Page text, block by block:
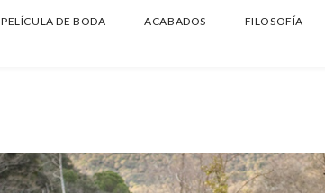
PELÍCULA DE BODA ACABADOS FILOSOFÍA